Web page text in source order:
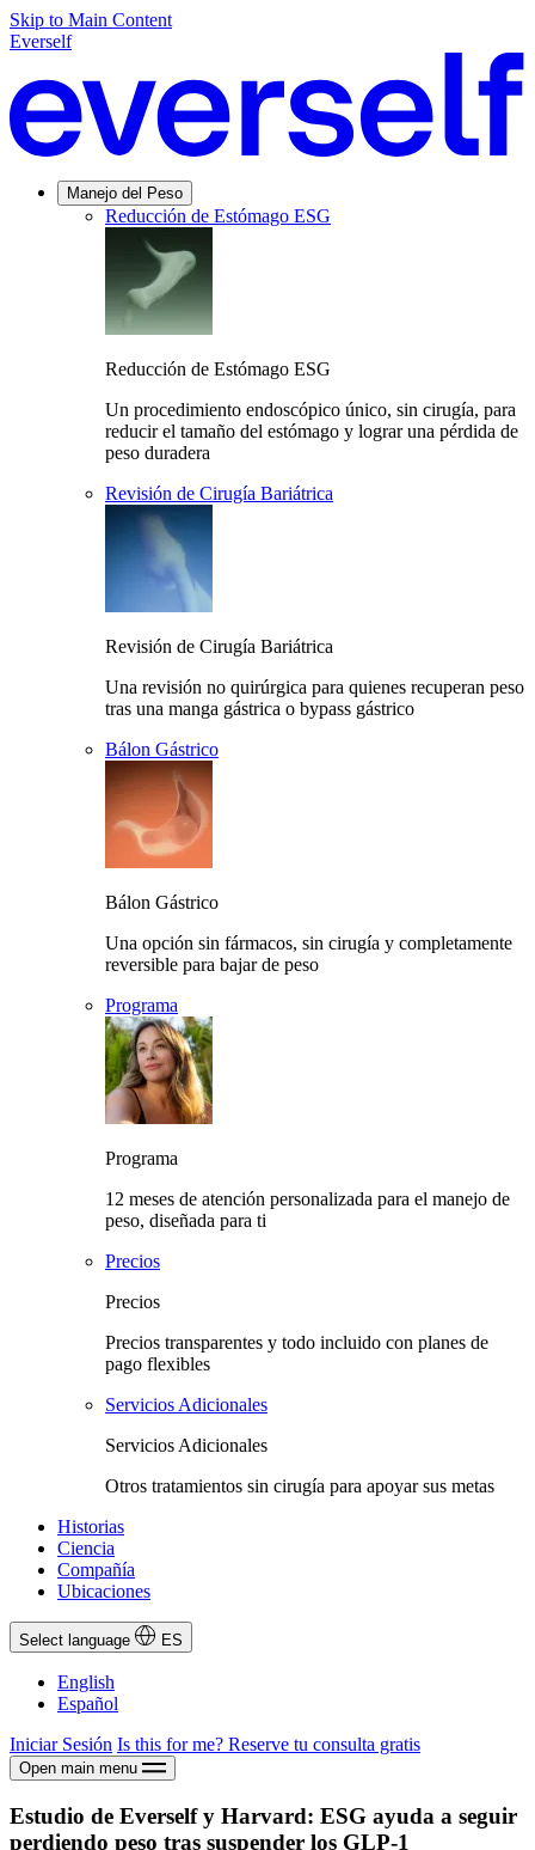
Skip to Main Content
Everself
Manejo del Peso
Reducción de Estómago ESG
Reducción de Estómago ESG
Un procedimiento endoscópico único, sin cirugía, para
reducir el tamaño del estómago y lograr una pérdida de
peso duradera
Revisión de Cirugía Bariátrica
Revisión de Cirugía Bariátrica
Una revisión no quirúrgica para quienes recuperan peso
tras una manga gástrica o bypass gástrico
Bálon Gástrico
Bálon Gástrico
Una opción sin fármacos, sin cirugía y completamente
reversible para bajar de peso
Programa
Programa
12 meses de atención personalizada para el manejo de
peso, diseñada para ti
Precios
Precios
Precios transparentes y todo incluido con planes de
pago flexibles
Servicios Adicionales
Servicios Adicionales
Otros tratamientos sin cirugía para apoyar sus metas
Historias
Ciencia
Compañía
Ubicaciones
Select language ES
English
Español
Iniciar Sesión Is this for me? Reserve tu consulta gratis
Open main menu
Estudio de Everself y Harvard: ESG ayuda a seguir
perdiendo peso tras suspender los GLP-1